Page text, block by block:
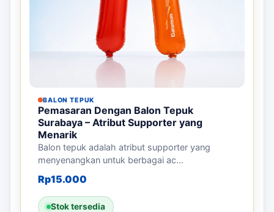
BALON TEPUK
Pemasaran Dengan Balon Tepuk
Surabaya – Atribut Supporter yang
Menarik
Balon tepuk adalah atribut supporter yang
menyenangkan untuk berbagai ac...
Rp15.000
Stok tersedia